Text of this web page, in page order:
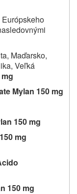
Maďarsko,
Veľká
Mylan 150 mg
150 mg
mg
150 mg